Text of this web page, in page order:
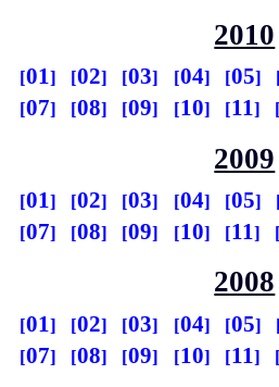
2010
01 02 03 04 05
07
08 09 10 11
2009
01 02 03 04 05
07
08 09 10 11
2008
01 02 03 04 05
07
08 09 10 11